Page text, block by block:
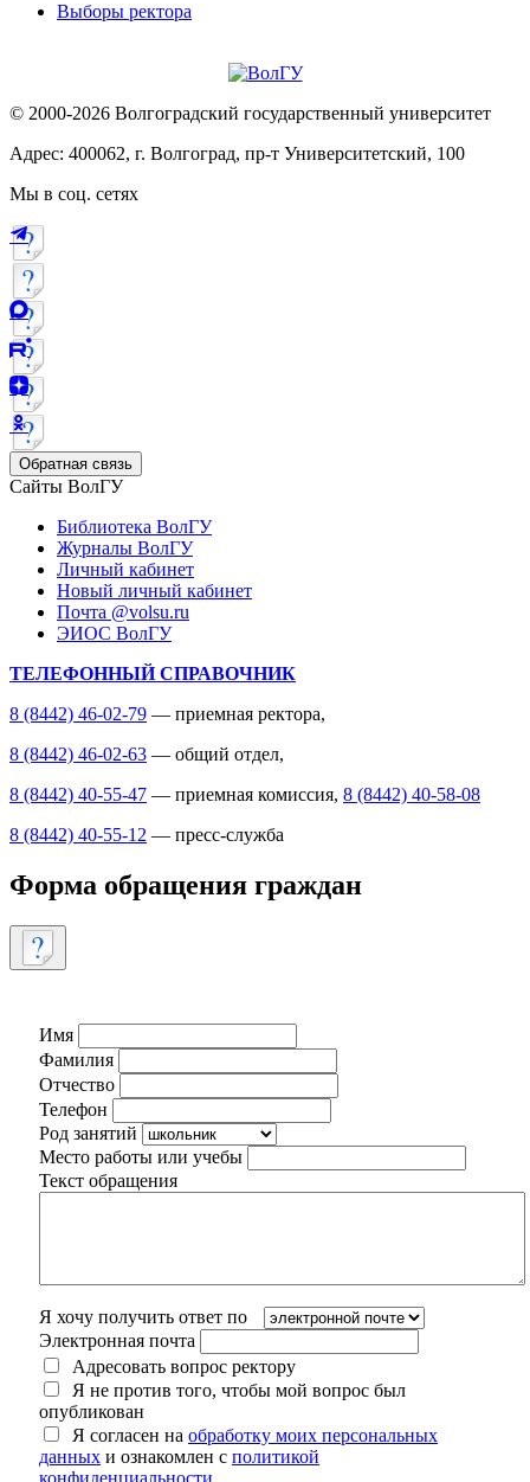
Выборы ректора
© 2000-2026 Волгоградский государственный университет
Адрес: 400062, г. Волгоград, пр-т Университетский, 100
Мы в соц. сетях
Обратная связь
Сайты ВолГУ
Библиотека ВолГУ
Журналы ВолГУ
Личный кабинет
Новый личный кабинет
Почта @volsu.ru
ЭИОС ВолГУ
ТЕЛЕФОННЫЙ СПРАВОЧНИК
8 (8442) 46-02-79 — приемная ректора,
8 (8442) 46-02-63 — общий отдел,
8 (8442) 40-55-47 — приемная комиссия, 8 (8442) 40-58-08
8 (8442) 40-55-12 — пресс-служба
Форма обращения граждан
Имя
Фамилия
Отчество
Телефон
Род занятий
Место работы или учебы
Текст обращения
Я хочу получить ответ по
Электронная почта
Адресовать вопрос ректору
Я не против того, чтобы мой вопрос был
опубликован
Я согласен на обработку моих персональных
данных и ознакомлен с политикой